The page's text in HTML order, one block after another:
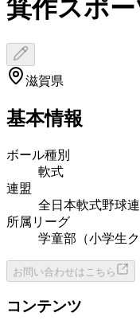
箕作スポ
滋賀県
基本情報
ボール種別
軟式
連盟
全日本軟式野球
所属リーグ
学童部（小学生ク
お問い合わせはこちら
コンテンツ